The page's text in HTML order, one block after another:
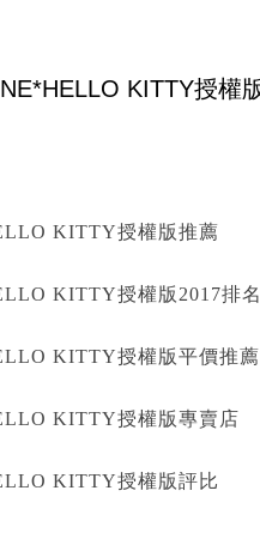
KITTY授權版推薦
KITTY授權版2017排名
KITTY授權版平價推薦
KITTY授權版專賣店
KITTY授權版評比